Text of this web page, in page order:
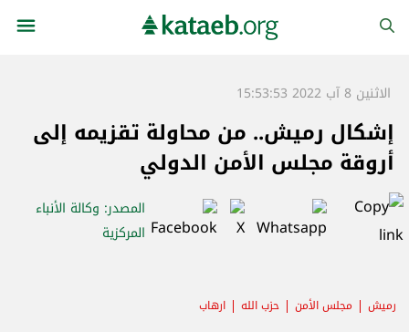
الاثنين 8 آب 2022 15:53:53
إشكال رميش.. من محاولة تقزيمه إلى
أروقة مجلس الأمن الدولي
المصدر: وكالة الأنباء
المركزية
رميش مجلس الأمن حزب الله ارهاب